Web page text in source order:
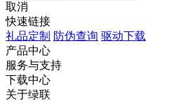
取消
快速链接
礼品定制 防伪查询 驱动下载
产品中心
服务与支持
下载中心
关于绿联